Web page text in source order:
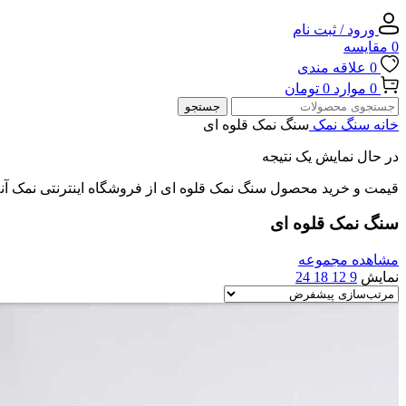
ورود / ثبت نام
0 مقایسه
0 علاقه مندی
0 موارد 0 تومان
جستجو
خانه سنگ نمک سنگ نمک قلوه ای
در حال نمایش یک نتیجه
قیمت و خرید محصول سنگ نمک قلوه ای از فروشگاه اینترنتی نمک
سنگ نمک قلوه ای
مشاهده مجموعه
نمایش 9
12
18
24